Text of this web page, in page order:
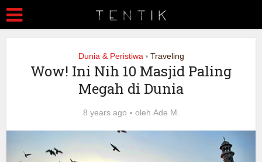
Dunia & Peristiwa • Traveling
Wow! Ini Nih 10 Masjid Paling
Megah di Dunia
8 years ago oleh Ade M.